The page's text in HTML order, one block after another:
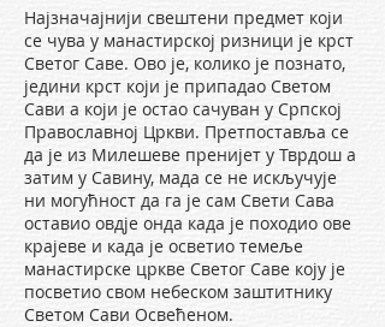
Најзначајнији свештени предмет који
се чува у манастирској ризници је крст
Светог Саве. Ово је, колико је познато,
једини крст који је припадао Светом
Сави а који је остао сачуван у Српској
Православној Цркви. Претпоставља се
да је из Милешеве пренијет у Тврдош а
затим у Савину, мада се не искључује
ни могућност да га је сам Свети Сава
оставио овдје онда када је походио ове
крајеве и када је осветио темеље
манастирске цркве Светог Саве коју је
посветио свом небеском заштитнику
Светом Сави Освећеном.